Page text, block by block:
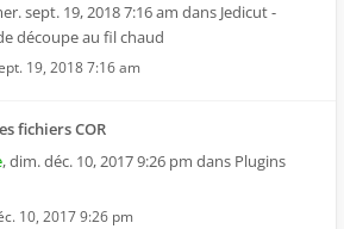
sept. 19, 2018 7:16 am dans Jedicut -
découpe au fil chaud
19, 2018 7:16 am
fichiers COR
,dim. déc. 10, 2017 9:26 pm dans Plugins
10, 2017 9:26 pm